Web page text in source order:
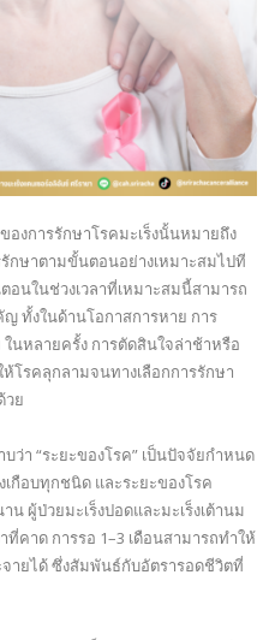
องการรักษาโรคมะเร็งนั้นหมายถึง
กษาตามขั้นตอนอย่างเหมาะสมไปที
นในช่วงเวลาที่เหมาะสมนี้สามารถ
ทั้งในด้านโอกาสการหาย การ
หลายครั้ง การตัดสินใจล่าช้าหรือ
โรคลุกลามจนทางเลือกการรักษา
วย
ว่า “ระยะของโรค” เป็นปัจจัยกำหนด
กือบทุกชนิด และระยะของโรค
น ผู้ป่วยมะเร็งปอดและมะเร็งเต้านม
คาด การรอ 1–3 เดือนสามารถทำให้
จายได้ ซึ่งสัมพันธ์กับอัตรารอดชีวิตที่